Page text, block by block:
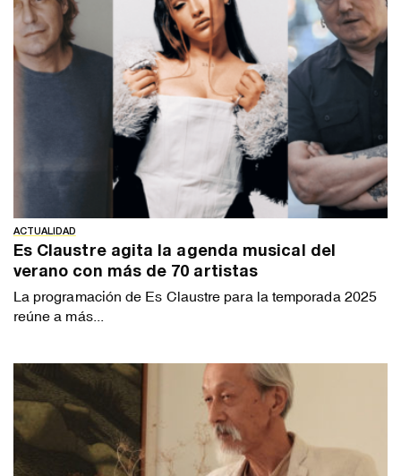
ACTUALIDAD
Es Claustre agita la agenda musical del
verano con más de 70 artistas
La programación de Es Claustre para la temporada 2025
reúne a más...